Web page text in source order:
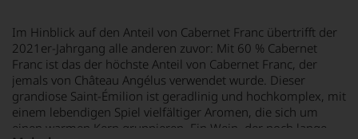
Im Hinblick auf den Anteil von Cabernet Franc übertrifft der
2021er-Jahrgang alle anderen zuvor: Mit 60 % Cabernet
Franc ist das der höchste Anteil von Cabernet Franc, der
jemals von Château Angélus verwendet wurde. Dieser
grandiose Saint-Émilion ist geradlinig und hochkomplex, mit
einem lebendigen Spiel vielfältiger Aromen, die sich um
einen warmen Kern gruppieren. Ein Wein, der noch lange